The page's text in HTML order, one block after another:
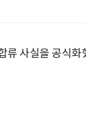
사실을 공식화